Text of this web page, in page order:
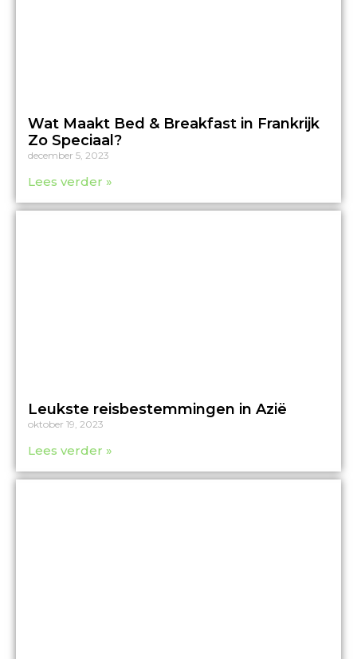
Wat Maakt Bed & Breakfast in Frankrijk
Zo Speciaal?
december 5, 2023
Lees verder »
Leukste reisbestemmingen in Azië
oktober 19, 2023
Lees verder »